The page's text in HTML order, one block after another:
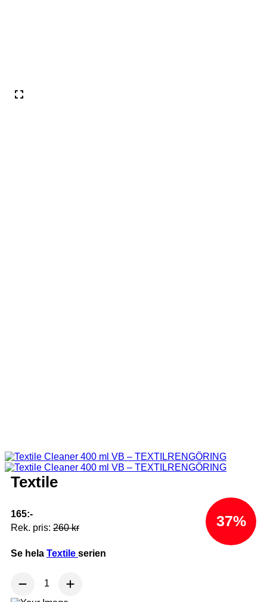
Textile
165:-
Rek. pris: 260 kr 37%
Se hela Textile serien